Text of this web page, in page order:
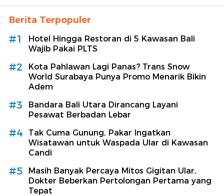
Berita Terpopuler
#1
Hotel Hingga Restoran di 5 Kawasan Bali
Wajib Pakai PLTS
#2
Kota Pahlawan Lagi Panas? Trans Snow
World Surabaya Punya Promo Menarik Bikin
Adem
#3
Bandara Bali Utara Dirancang Layani
Pesawat Berbadan Lebar
#4
Tak Cuma Gunung, Pakar Ingatkan
Wisatawan untuk Waspada Ular di Kawasan
Candi
#5
Masih Banyak Percaya Mitos Gigitan Ular,
Dokter Beberkan Pertolongan Pertama yang
Tepat